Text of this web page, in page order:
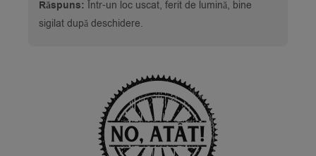
Răspuns: Într-un loc uscat, ferit de lumină, bine
sigilat după deschidere.